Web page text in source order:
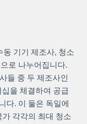
기기 제조사, 청소
로 나누어집니다.
들 중 두 제조사인
을 체결하여 공급
다. 이 둘은 독일에
각각의 최대 청소